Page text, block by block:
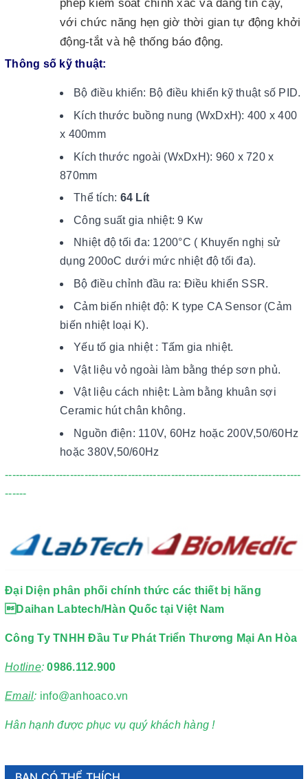
phép kiểm soát chính xác và đáng tin cậy,
với chức năng hẹn giờ thời gian tự động khởi
động-tắt và hệ thống báo động.
Thông số kỹ thuật:
Bộ điều khiển: Bộ điều khiển kỹ thuật số PID.
Kích thước buồng nung (WxDxH): 400 x 400
x 400mm
Kích thước ngoài (WxDxH): 960 x 720 x
870mm
Thể tích: 64 Lít
Công suất gia nhiệt: 9 Kw
Nhiệt độ tối đa: 1200°C ( Khuyến nghị sử
dụng 200oC dưới mức nhiệt độ tối đa).
Bộ điều chỉnh đầu ra: Điều khiển SSR.
Cảm biến nhiệt độ: K type CA Sensor (Cảm
biến nhiệt loại K).
Yếu tố gia nhiệt : Tấm gia nhiệt.
Vật liệu vỏ ngoài làm bằng thép sơn phủ.
Vật liệu cách nhiệt: Làm bằng khuân sợi
Ceramic hút chân không.
Nguồn điện: 110V, 60Hz hoặc 200V,50/60Hz
hoặc 380V,50/60Hz
----------------------------------------------------------------------------------
------
Đại Diện phân phối chính thức các thiết bị hãng
Daihan Labtech/Hàn Quốc tại Việt Nam
Công Ty TNHH Đầu Tư Phát Triển Thương Mại An Hòa
Hotline: 0986.112.900
Email: info@anhoaco.vn
Hân hạnh được phục vụ quý khách hàng !